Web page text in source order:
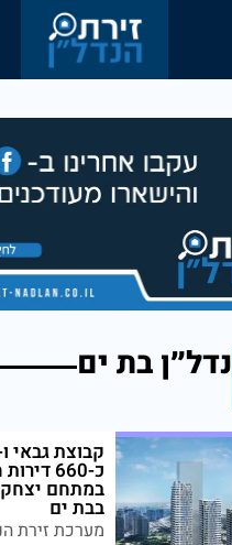
נדל״ן בת ים
כ-660
במתחם
בבת ים
מערכת זירת